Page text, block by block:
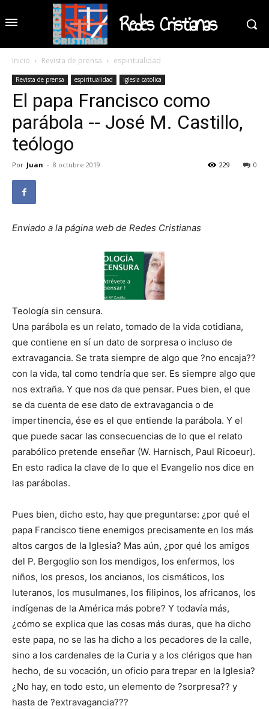
Redes Cristianas
Inicio Revista de prensa espiritualidad
Revista de prensa espiritualidad iglesia catolica
El papa Francisco como
parábola -- José M. Castillo,
teólogo
Por Juan - 8 octubre 2019 0
229
Enviado a la página web de Redes Cristianas
Teología sin censura.
Una parábola es un relato, tomado de la vida cotidiana,
que contiene en sí un dato de sorpresa o incluso de
extravagancia. Se trata siempre de algo que ?no encaja??
con la vida, tal como tendría que ser. Es siempre algo que
nos extraña. Y que nos da que pensar. Pues bien, el que
se da cuenta de ese dato de extravagancia o de
impertinencia, ése es el que entiende la parábola. Y el
que puede sacar las consecuencias de lo que el relato
parabólico pretende enseñar (W. Harnisch, Paul Ricoeur).
En esto radica la clave de lo que el Evangelio nos dice en
las parábolas.
Pues bien, dicho esto, hay que preguntarse: ¿por qué el
papa Francisco tiene enemigos precisamente en los más
altos cargos de la Iglesia? Mas aún, ¿por qué los amigos
del P. Bergoglio son los mendigos, los enfermos, los
niños, los presos, los ancianos, los cismáticos, los
luteranos, los musulmanes, los filipinos, los africanos, los
indígenas de la América más pobre? Y todavía más,
¿cómo se explica que las cosas más duras, que ha dicho
este papa, no se las ha dicho a los pecadores de la calle,
sino a los cardenales de la Curia y a los clérigos que han
hecho, de su vocación, un oficio para trepar en la Iglesia?
¿No hay, en todo esto, un elemento de ?sorpresa?? y
hasta de ?extravagancia???